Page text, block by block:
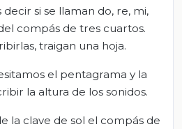
decir si se llaman do, re, mi,
compás de tres cuartos.
traigan una hoja.
el pentagrama y la
la altura de los sonidos.
la clave de sol el compás de